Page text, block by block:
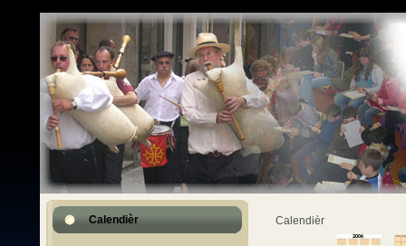
Calendièr Calendièr